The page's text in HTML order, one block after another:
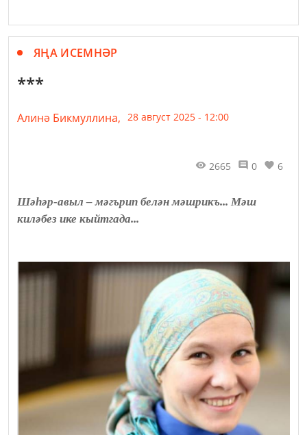
ЯҢА ИСЕМНӘР
***
Алинә Бикмуллина, 28 август 2025 - 12:00
2665 0 6
Шәһәр-авыл – мәгърип белән мәшрикъ... Мәш
киләбез ике кыйтгада...